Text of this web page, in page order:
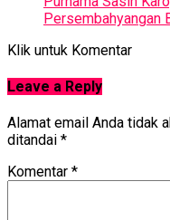
Persembahyangan
Klik untuk Komentar
Leave a Reply
Alamat email Anda tidak
ditandai *
Komentar *